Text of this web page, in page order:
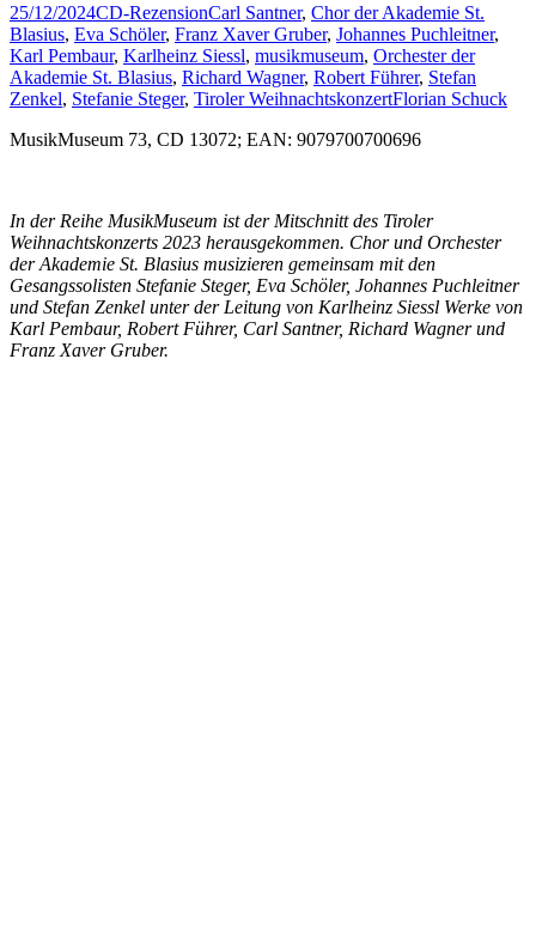
25/12/2024CD-RezensionCarl Santner, Chor der Akademie St.
Blasius, Eva Schöler, Franz Xaver Gruber, Johannes Puchleitner,
Karl Pembaur, Karlheinz Siessl, musikmuseum, Orchester der
Akademie St. Blasius, Richard Wagner, Robert Führer, Stefan
Zenkel, Stefanie Steger, Tiroler WeihnachtskonzertFlorian Schuck
MusikMuseum 73, CD 13072; EAN: 9079700700696
In der Reihe MusikMuseum ist der Mitschnitt des Tiroler
Weihnachtskonzerts 2023 herausgekommen. Chor und Orchester
der Akademie St. Blasius musizieren gemeinsam mit den
Gesangssolisten Stefanie Steger, Eva Schöler, Johannes Puchleitner
und Stefan Zenkel unter der Leitung von Karlheinz Siessl Werke von
Karl Pembaur, Robert Führer, Carl Santner, Richard Wagner und
Franz Xaver Gruber.